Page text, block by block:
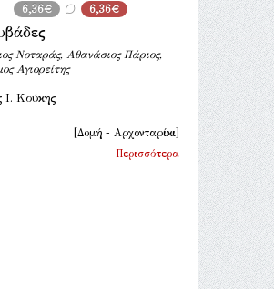
6,36€ 6,36€
Νοταράς, Αθανάσιος Πάριος,
Αγιορείτης
Ι. Κούκης
[Δομή - Αρχονταρίκι]
Περισσότερα